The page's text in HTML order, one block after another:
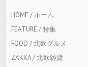
HOME / ホーム
FEATURE / 特集
FOOD / 北欧グルメ
ZAKKA / 北欧雑貨